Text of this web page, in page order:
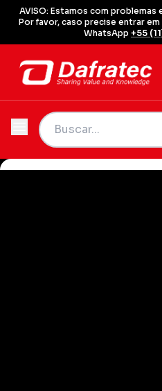
AVISO: Estamos com problemas
Por favor, caso precise entrar
WhatsApp +55